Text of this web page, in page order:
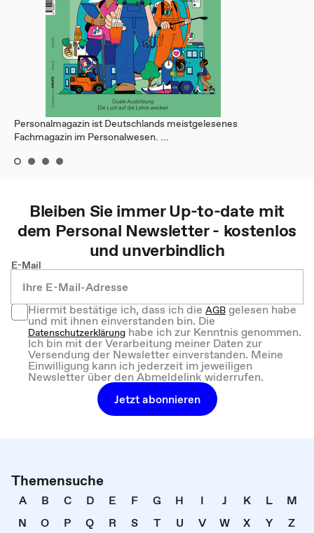
Personalmagazin ist Deutschlands meistgelesenes
Fachmagazin im Personalwesen. ...
Bleiben Sie immer Up-to-date mit
dem Personal Newsletter - kostenlos
und unverbindlich
E-Mail
Hiermit bestätige ich, dass ich dieAGBgelesen habe
und mit ihnen einverstanden bin. Die
Datenschutzerklärung habe ich zur Kenntnis genommen.
Ich bin mit der Verarbeitung meiner Daten zur
Versendung der Newsletter einverstanden. Meine
Einwilligung kann ich jederzeit im jeweiligen
Newsletter über den Abmeldelink widerrufen.
Jetzt abonnieren
Themensuche
A B C D E F G H I J K L
M
N
O P Q R S T U V W X Y
Z